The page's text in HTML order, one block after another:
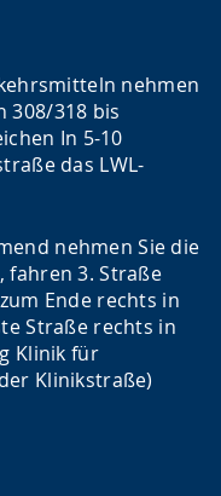
nehmen
308/318 bis
In 5-10
das LWL-
nehmen Sie die
fahren 3. Straße
Ende rechts in
Straße rechts in
Klinik für
Klinikstraße)